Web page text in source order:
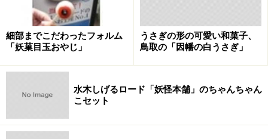
細部までこだわったフォルム
「妖菓目玉おやじ」
うさぎの形の可愛い和菓子、
鳥取の「因幡の白うさぎ」
水木しげるロード「妖怪本舗」のちゃんちゃん
こセット